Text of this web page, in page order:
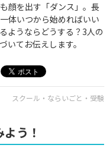
顔を出す「ダンス」。長
体いつから始めればいい
ようならどうする？3人の
いてお伝えします。
スクール・ならいごと・受験
う！